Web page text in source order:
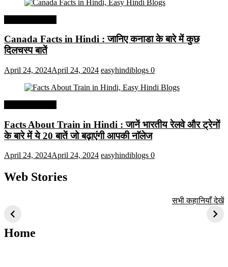
Canada Facts in Hindi : जानिए कनाडा के बारे में कुछ
दिलचस्प बातें
April 24, 2024April 24, 2024 easyhindiblogs 0
Facts About Train in Hindi : जानें भारतीय रेलवे और ट्रेनों
के बारे में ये 20 बातें जो बढ़ाएंगी आपकी नाॅलेज
April 24, 2024April 24, 2024 easyhindiblogs 0
Web Stories
तकनीक जो आपको
2024 के लिए सीखनी
चाहिए
ऐतिहासिक स्थान
सभी कहानियाँ देखें
Home